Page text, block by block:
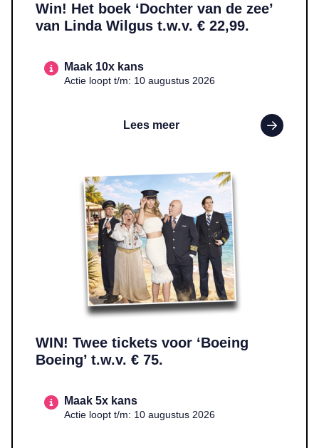
Win! Het boek ‘Dochter van de zee’
van Linda Wilgus t.w.v. € 22,99.
Maak 10x kans
Actie loopt t/m: 10 augustus 2026
Lees meer
WIN! Twee tickets voor ‘Boeing
Boeing’ t.w.v. € 75.
Maak 5x kans
Actie loopt t/m: 10 augustus 2026